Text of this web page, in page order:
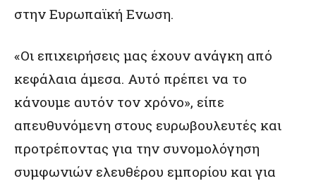
στην Ευρωπαϊκή Ενωση.
«Οι επιχειρήσεις μας έχουν ανάγκη από
κεφάλαια άμεσα. Αυτό πρέπει να το
κάνουμε αυτόν τον χρόνο», είπε
απευθυνόμενη στους ευρωβουλευτές και
προτρέποντας για την συνομολόγηση
συμφωνιών ελευθέρου εμπορίου και για